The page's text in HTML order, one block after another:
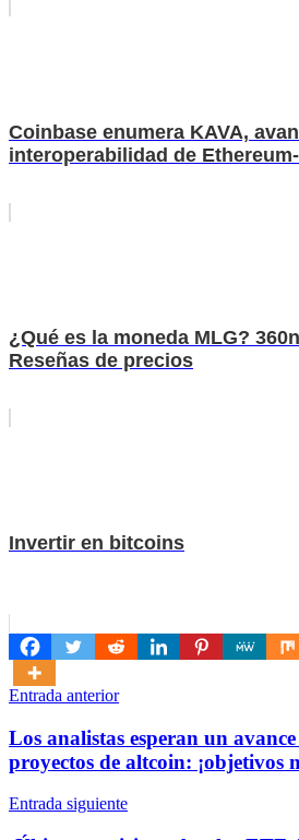
Coinbase enumera KAVA,
interoperabilidad de
¿Qué es la moneda MLG?
Reseñas de precios
Invertir en bitcoins
Navegación
de
entradas
Entrada anterior
Los analistas esperan un
proyectos de altcoin: ¡objetivos
Entrada siguiente